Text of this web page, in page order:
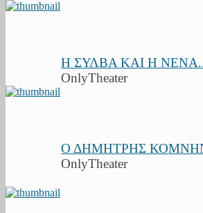
Η ΣΥΛΒΑ ΚΑΙ Η
OnlyTheater
Ο ΔΗΜΗΤΡΗΣ
OnlyTheater